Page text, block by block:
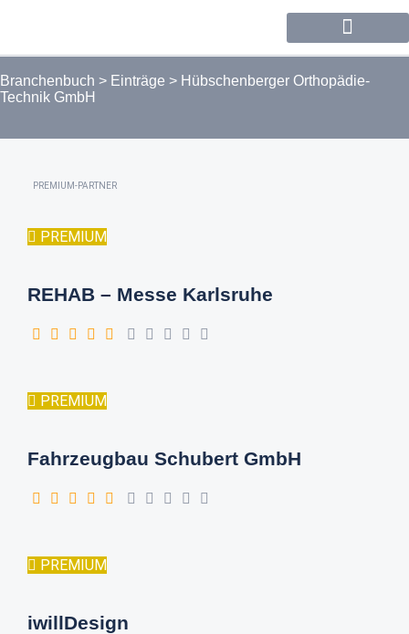
Branchenbuch > Einträge > Hübschenberger Orthopädie-
Technik GmbH
PREMIUM-PARTNER
PREMIUM
REHAB – Messe Karlsruhe
PREMIUM
Fahrzeugbau Schubert GmbH
PREMIUM
iwillDesign